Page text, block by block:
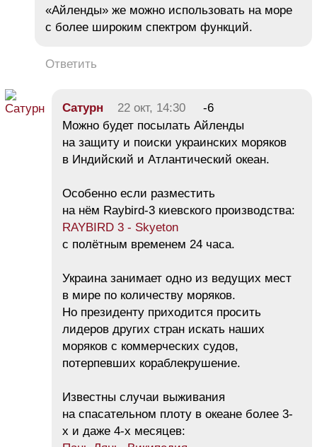
«Айленды» же можно использовать на море
с более широким спектром функций.
Ответить
Сатурн 22 окт, 14:30
-6
Можно будет посылать Айленды
на защиту и поиски украинских моряков
в Индийский и Атлантический океан.
Особенно если разместить
на нём Raybird-3 киевского производства:
RAYBIRD 3 - Skyeton
с полётным временем 24 часа.
Украина занимает одно из ведущих мест
в мире по количеству моряков.
Но президенту приходится просить
лидеров других стран искать наших
моряков с коммерческих судов,
потерпевших кораблекрушение.
Известны случаи выживания
на спасательном плоту в океане более 3-
х и даже 4-х месяцев: